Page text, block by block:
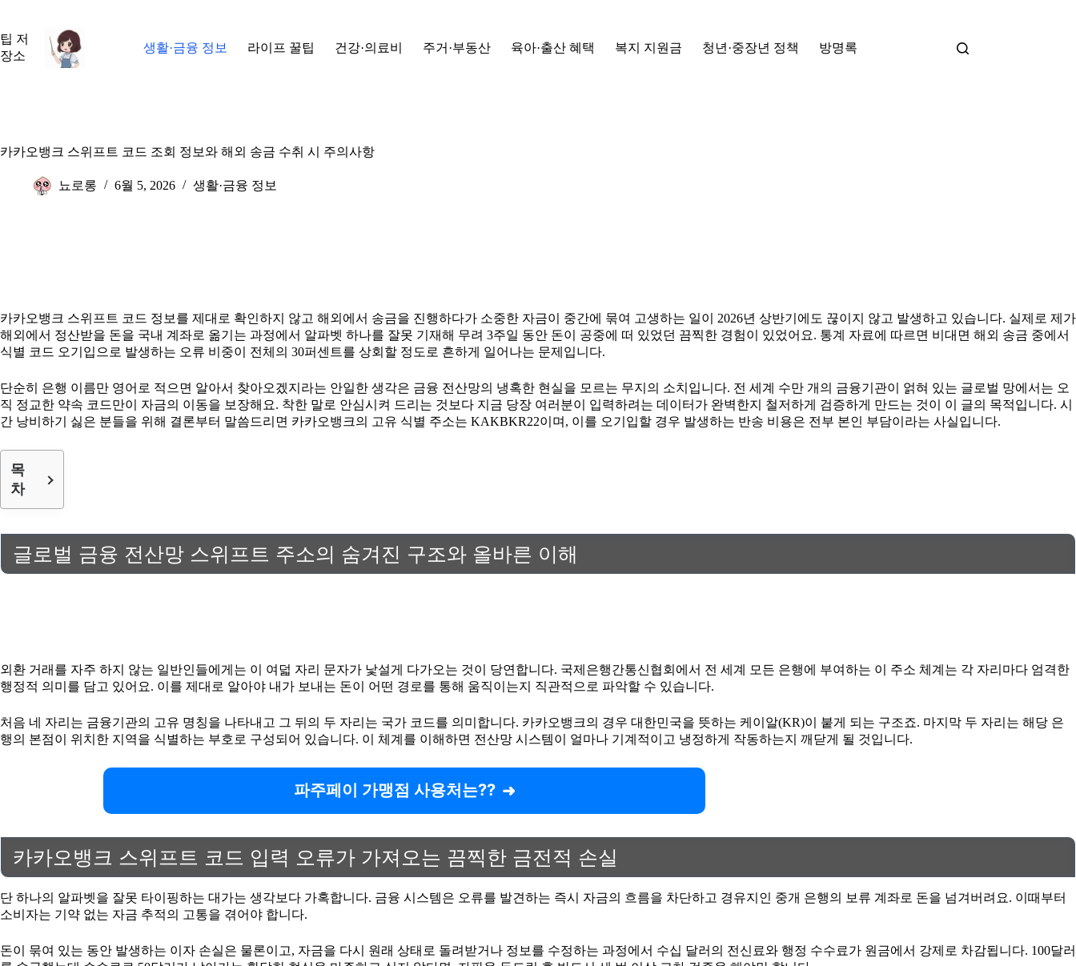
으
로
팁 저
장소
생활·금융 정보 라이프 꿀팁 건강·의료비 주거·부동산 육아·출산 혜택 복지 지원금 청년·중장년 정책 방명록
카카오뱅크 스위프트 코드 조회 정보와 해외 송금 수취 시 주의사항
뇨로롱 6월 5, 2026 생활·금융 정보
카카오뱅크 스위프트 코드 정보를 제대로 확인하지 않고 해외에서 송금을 진행하다가 소중한 자금이 중간에 묶여 고생하는 일이 2026년 상반기에도 끊이지 않고 발생하고 있습니다. 실제로 제가
해외에서 정산받을 돈을 국내 계좌로 옮기는 과정에서 알파벳 하나를 잘못 기재해 무려 3주일 동안 돈이 공중에 떠 있었던 끔찍한 경험이 있었어요. 통계 자료에 따르면 비대면 해외 송금 중에서
식별 코드 오기입으로 발생하는 오류 비중이 전체의 30퍼센트를 상회할 정도로 흔하게 일어나는 문제입니다.
단순히 은행 이름만 영어로 적으면 알아서 찾아오겠지라는 안일한 생각은 금융 전산망의 냉혹한 현실을 모르는 무지의 소치입니다. 전 세계 수만 개의 금융기관이 얽혀 있는 글로벌 망에서는 오
직 정교한 약속 코드만이 자금의 이동을 보장해요. 착한 말로 안심시켜 드리는 것보다 지금 당장 여러분이 입력하려는 데이터가 완벽한지 철저하게 검증하게 만드는 것이 이 글의 목적입니다. 시
간 낭비하기 싫은 분들을 위해 결론부터 말씀드리면 카카오뱅크의 고유 식별 주소는 KAKBKR22이며, 이를 오기입할 경우 발생하는 반송 비용은 전부 본인 부담이라는 사실입니다.
목
차
글로벌 금융 전산망 스위프트 주소의 숨겨진 구조와 올바른 이해
외환 거래를 자주 하지 않는 일반인들에게는 이 여덟 자리 문자가 낯설게 다가오는 것이 당연합니다. 국제은행간통신협회에서 전 세계 모든 은행에 부여하는 이 주소 체계는 각 자리마다 엄격한
행정적 의미를 담고 있어요. 이를 제대로 알아야 내가 보내는 돈이 어떤 경로를 통해 움직이는지 직관적으로 파악할 수 있습니다.
처음 네 자리는 금융기관의 고유 명칭을 나타내고 그 뒤의 두 자리는 국가 코드를 의미합니다. 카카오뱅크의 경우 대한민국을 뜻하는 케이알(KR)이 붙게 되는 구조죠. 마지막 두 자리는 해당 은
행의 본점이 위치한 지역을 식별하는 부호로 구성되어 있습니다. 이 체계를 이해하면 전산망 시스템이 얼마나 기계적이고 냉정하게 작동하는지 깨닫게 될 것입니다.
파주페이 가맹점 사용처는??
카카오뱅크 스위프트 코드 입력 오류가 가져오는 끔찍한 금전적 손실
단 하나의 알파벳을 잘못 타이핑하는 대가는 생각보다 가혹합니다. 금융 시스템은 오류를 발견하는 즉시 자금의 흐름을 차단하고 경유지인 중개 은행의 보류 계좌로 돈을 넘겨버려요. 이때부터
소비자는 기약 없는 자금 추적의 고통을 겪어야 합니다.
돈이 묶여 있는 동안 발생하는 이자 손실은 물론이고, 자금을 다시 원래 상태로 돌려받거나 정보를 수정하는 과정에서 수십 달러의 전신료와 행정 수수료가 원금에서 강제로 차감됩니다. 100달러